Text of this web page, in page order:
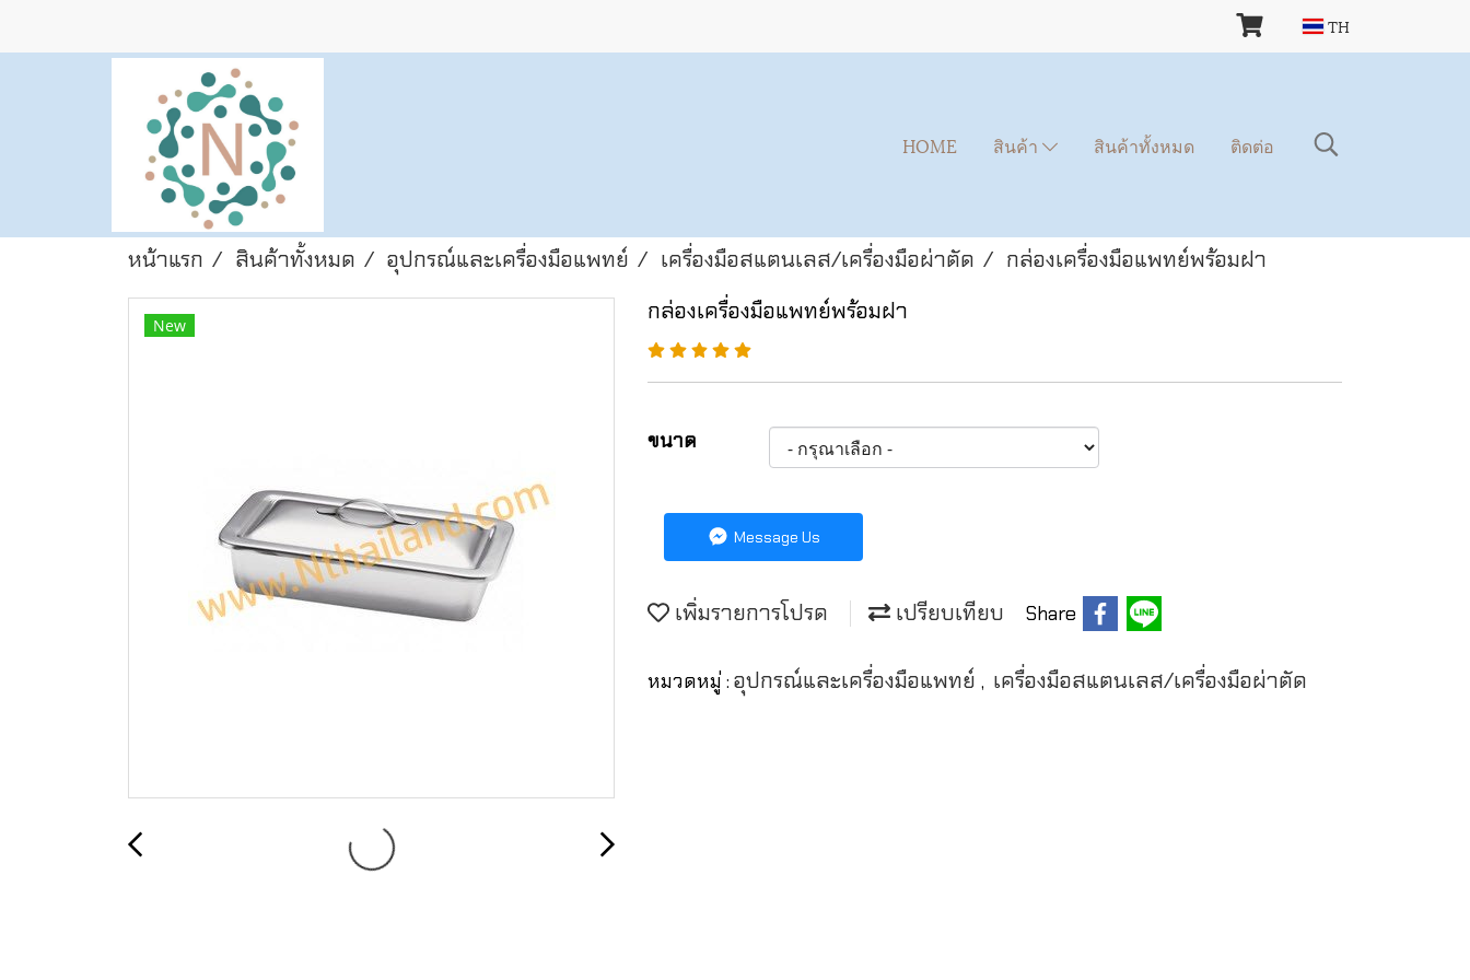
TH
HOME สินค้า สินค้าทั้งหมด ติดต่อ
หน้าแรก สินค้าทั้งหมด อุปกรณ์และเครื่องมือแพทย์ เครื่องมือสแตนเลส/เครื่องมือผ่าตัด กล่องเครื่องมือแพทย์พร้อมฝา
New
กล่องเครื่องมือแพทย์พร้อมฝา
ขนาด
Message Us
เพิ่มรายการโปรด เปรียบเทียบ Share
หมวดหมู่ : อุปกรณ์และเครื่องมือแพทย์ , เครื่องมือสแตนเลส/เครื่องมือผ่าตัด